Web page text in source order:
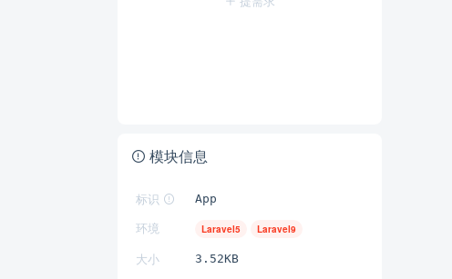
模块信息
标识 App
环境 Laravel5 Laravel9
大小 3.52KB